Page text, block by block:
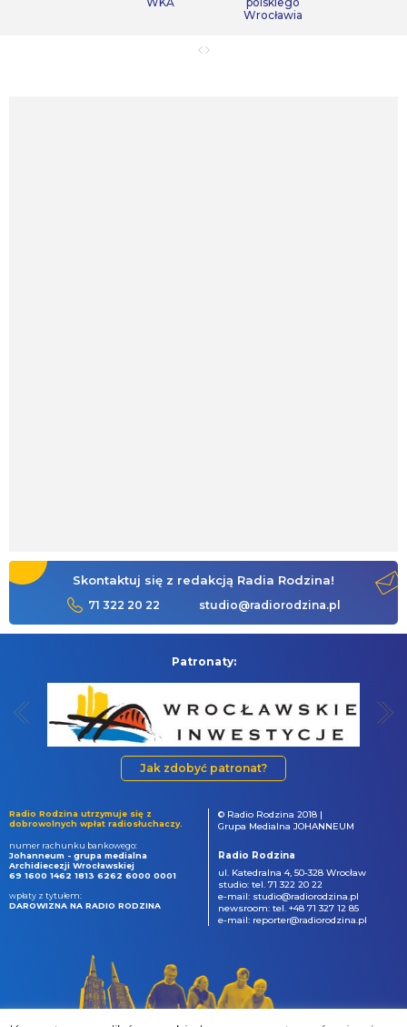
Wrocławia
Skontaktuj się z redakcją Radia Rodzina!
71 322 20 22 studio@radiorodzina.pl
Patronaty:
Jak zdobyć patronat?
Radio Rodzina utrzymuje się z
dobrowolnych wpłat radiosłuchaczy.
numer rachunku bankowego:
Johanneum - grupa medialna
Archidiecezji Wrocławskiej
69 1600 1462 1813 6262 6000 0001
wpłaty z tytułem:
DAROWIZNA NA RADIO RODZINA
© Radio Rodzina 2018 |
Grupa Medialna JOHANNEUM
Radio Rodzina
ul. Katedralna 4, 50-328 Wrocław
studio: tel. 71 322 20 22
e-mail: studio@radiorodzina.pl
newsroom: tel. +48 71 327 12 85
e-mail: reporter@radiorodzina.pl